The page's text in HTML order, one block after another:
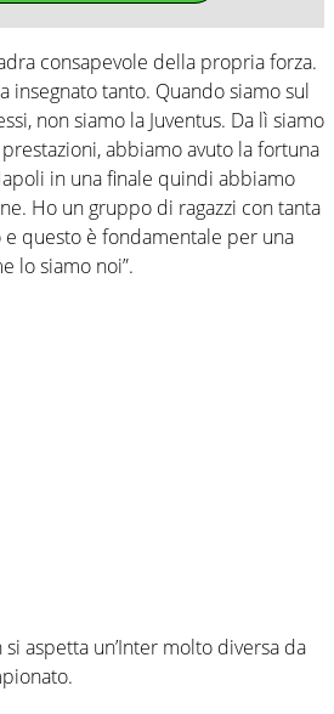
consapevole della propria forza.
insegnato tanto. Quando siamo sul
non siamo la Juventus. Da lì siamo
abbiamo avuto la fortuna
in una finale quindi abbiamo
Ho un gruppo di ragazzi con tanta
questo è fondamentale per una
lo siamo noi”.
aspetta un’Inter molto diversa da